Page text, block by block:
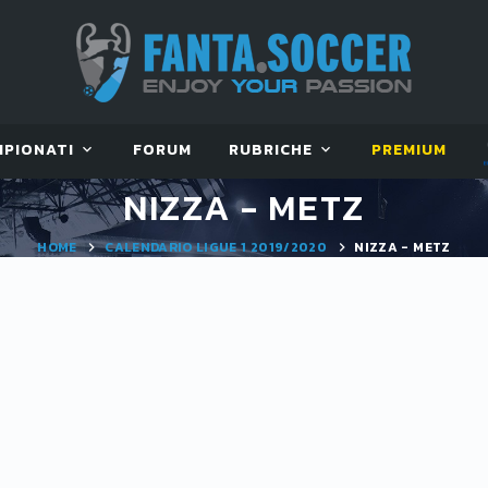
FORUM RUBRICHE PREMIUM
NIZZA - METZ
HOME CALENDARIO LIGUE 1 2019/2020 NIZZA - METZ